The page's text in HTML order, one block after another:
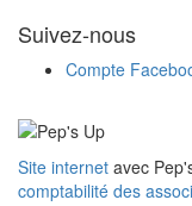
Suivez-nous
Compte
Site internet avec
comptabilité des